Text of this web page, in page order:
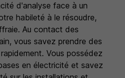
d'analyse face à un
habileté à le résoudre,
Au contact des
vous savez prendre des
Vous possédez
en électricité et savez